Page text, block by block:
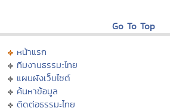
Go To Top
หน้าแรก
ทีมงานธรรมะไทย
แผนผังเว็บไซต์
ค้นหาข้อมูล
ติดต่อธรรมะไทย